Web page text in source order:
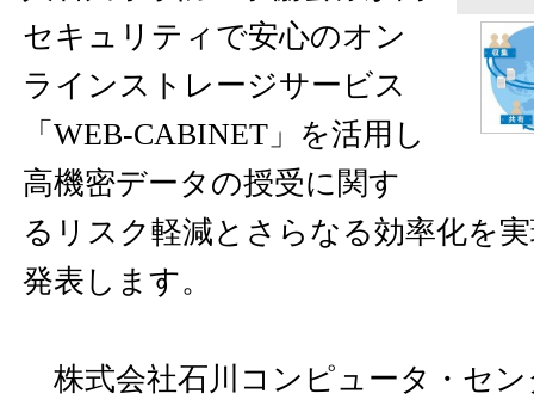
セキュリティで安心のオン
ラインストレージサービス
「WEB-CABINET」を活用し
高機密データの授受に関す
るリスク軽減とさらなる効率化を
発表します。
株式会社石川コンピュータ・セン